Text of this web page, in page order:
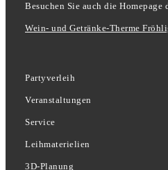
Besuchen Sie auch die Homepage
Wein- und Getränke-Therme
Partyverleih
Veranstaltungen
Service
Leihmaterielien
3D-Planung